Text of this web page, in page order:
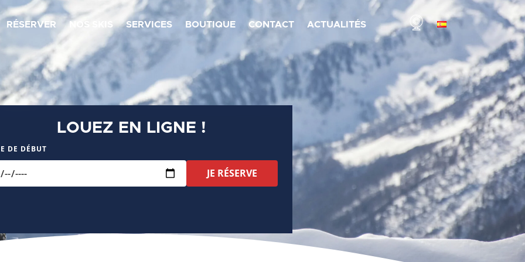
RÉSERVER NOS SKIS SERVICES BOUTIQUE CONTACT ACTUALITÉS
LOUEZ EN LIGNE !
DE DÉBUT
JE RÉSERVE